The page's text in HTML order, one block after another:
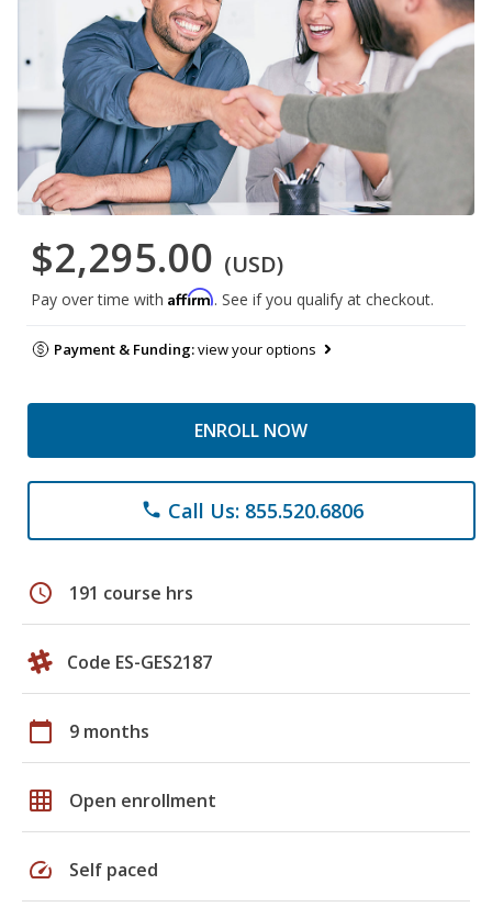
$2,295.00 (USD)
Pay over time with Affirm. See if you qualify at checkout.
Payment & Funding:view your options
ENROLL NOW
phone Call Us: 855.520.6806
schedule 191 course hrs
Code ES-GES2187
calendar_today 9 months
grid_on Open enrollment
speed Self paced